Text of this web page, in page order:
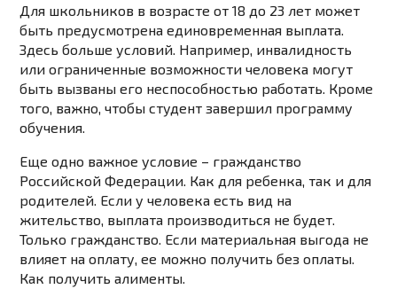
Для школьников в возрасте от 18 до 23 лет может
быть предусмотрена единовременная выплата.
Здесь больше условий. Например, инвалидность
или ограниченные возможности человека могут
быть вызваны его неспособностью работать. Кроме
того, важно, чтобы студент завершил программу
обучения.
Еще одно важное условие – гражданство
Российской Федерации. Как для ребенка, так и для
родителей. Если у человека есть вид на
жительство, выплата производиться не будет.
Только гражданство. Если материальная выгода не
влияет на оплату, ее можно получить без оплаты.
Как получить алименты.